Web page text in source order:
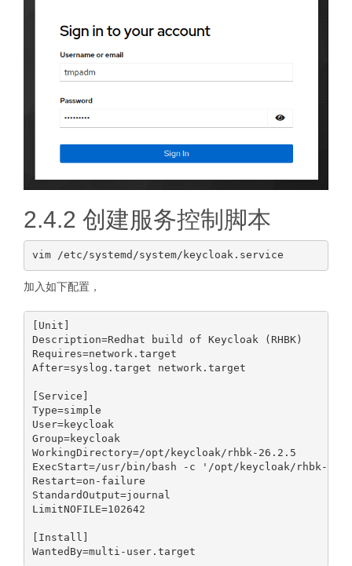
2.4.2 创建服务控制脚本
加入如下配置，
[Unit]
Description=Redhat build of Keycloak (RHBK)
Requires=network.target
After=syslog.target network.target
[Service]
Type=simple
User=keycloak
Group=keycloak
WorkingDirectory=/opt/keycloak/rhbk-26.2.5
ExecStart=/usr/bin/bash -c '/opt/keycloak/rhbk-
Restart=on-failure
StandardOutput=journal
LimitNOFILE=102642
[Install]